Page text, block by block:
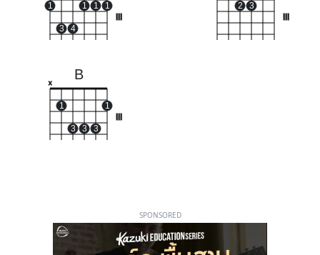
1
3 4
1 1 1 2 3
B
x
1
3 3 3
1
SPONSORED